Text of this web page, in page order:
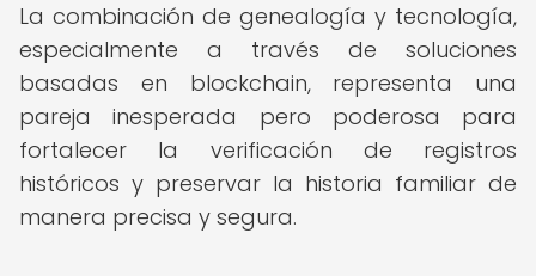
La combinación de genealogía y tecnología,
especialmente a través de soluciones
basadas en blockchain, representa una
pareja inesperada pero poderosa para
fortalecer la verificación de registros
históricos y preservar la historia familiar de
manera precisa y segura.